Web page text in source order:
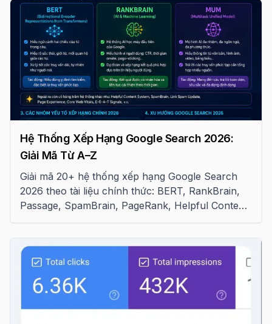
Hệ Thống Xếp Hạng Google Search 2026:
Giải Mã Từ A–Z
Giải mã 20+ hệ thống xếp hạng Google Search
2026 theo tài liệu chính thức: BERT, RankBrain,
Passage, SpamBrain, PageRank, Helpful Content